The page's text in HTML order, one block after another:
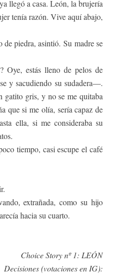
llegó a casa. León, la brujería
tenía razón. Vive aquí abajo,
de piedra, asintió. Su madre se
estás lleno de pelos de
y sacudiendo su sudadera—.
gatito gris, y no se me quitaba
que si me olía, sería capaz de
ella, si me consideraba su
tiempo, casi escupe el café
extrañada, como su hijo
hacia su cuarto.
Choice Story nº 1: LEÓN
Decisiones (votaciones en IG):